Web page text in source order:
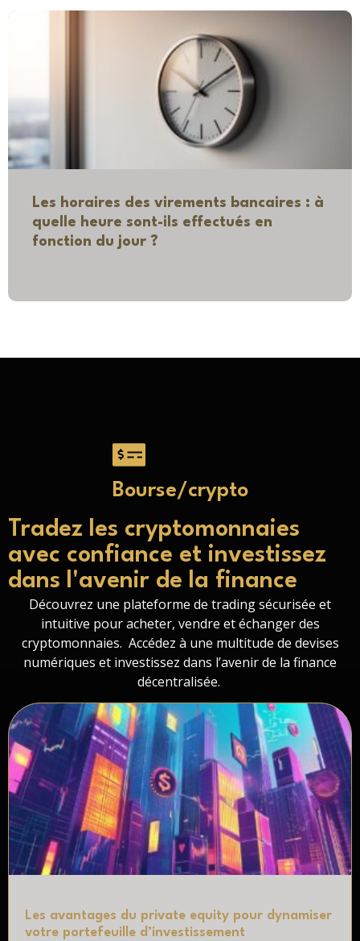
Les horaires des virements bancaires : à
quelle heure sont-ils effectués en
fonction du jour ?
Bourse/crypto
Tradez les cryptomonnaies
avec confiance et investissez
dans l'avenir de la finance
Découvrez une plateforme de trading sécurisée et
intuitive pour acheter, vendre et échanger des
cryptomonnaies. Accédez à une multitude de devises
numériques et investissez dans l’avenir de la finance
décentralisée.
Les avantages du private equity pour dynamiser
votre portefeuille d’investissement